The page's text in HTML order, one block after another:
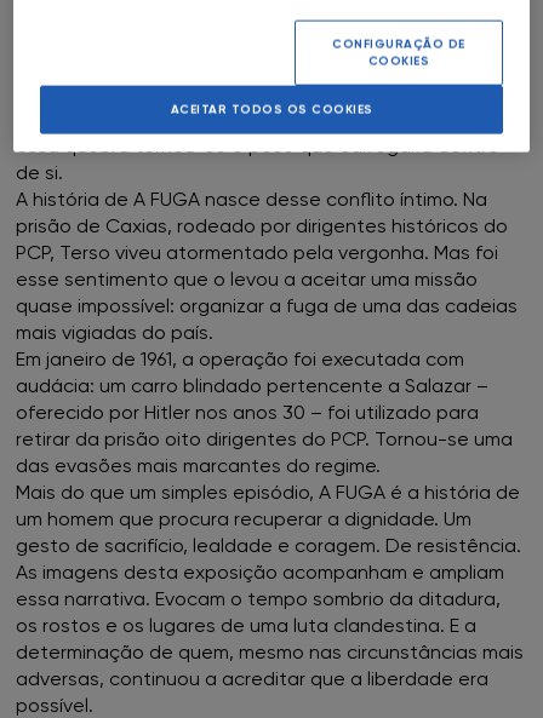
FNAC Braga
FNAC Cascais
FNAC Castelo Branco
FNAC Chiado
FNAC Coimbra
FNAC Colombo
FNAC Évora
FNAC Faro
FNAC Gaia
FNAC Guimarães
começava lentamente a dar lugar à coragem.
A vida de António Tereso, motorista da Carris e militante
clandestino do PCP, mudou em outubro de 1958, quando
foi preso pela PIDE. Sob tortura, acabou por falar - e
essa quebra tornou-se o peso que carregaria dentro
de si.
A história de A FUGA nasce desse conflito íntimo. Na
prisão de Caxias, rodeado por dirigentes históricos do
PCP, Terso viveu atormentado pela vergonha. Mas foi
esse sentimento que o levou a aceitar uma missão
quase impossível: organizar a fuga de uma das cadeias
mais vigiadas do país.
Em janeiro de 1961, a operação foi executada com
audácia: um carro blindado pertencente a Salazar –
oferecido por Hitler nos anos 30 – foi utilizado para
retirar da prisão oito dirigentes do PCP. Tornou-se uma
das evasões mais marcantes do regime.
Mais do que um simples episódio, A FUGA é a história de
um homem que procura recuperar a dignidade. Um
gesto de sacrifício, lealdade e coragem. De resistência.
As imagens desta exposição acompanham e ampliam
essa narrativa. Evocam o tempo sombrio da ditadura,
os rostos e os lugares de uma luta clandestina. E a
determinação de quem, mesmo nas circunstâncias mais
adversas, continuou a acreditar que a liberdade era
possível.
CONFIGURAÇÃO DE
COOKIES
ACEITAR TODOS OS COOKIES